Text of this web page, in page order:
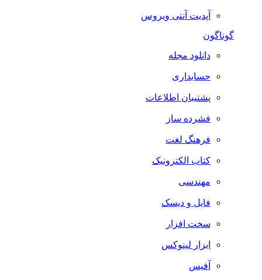
آپدیت آنتی ویروس
گوناگون
دانلود مجله
حسابداری
پشتیبان اطلاعات
فشرده ساز
فرهنگ لغت
کتاب الکترونیک
مهندسی
فایل و دیسک
سخت افزار
ابزار لینوکس
آفیس